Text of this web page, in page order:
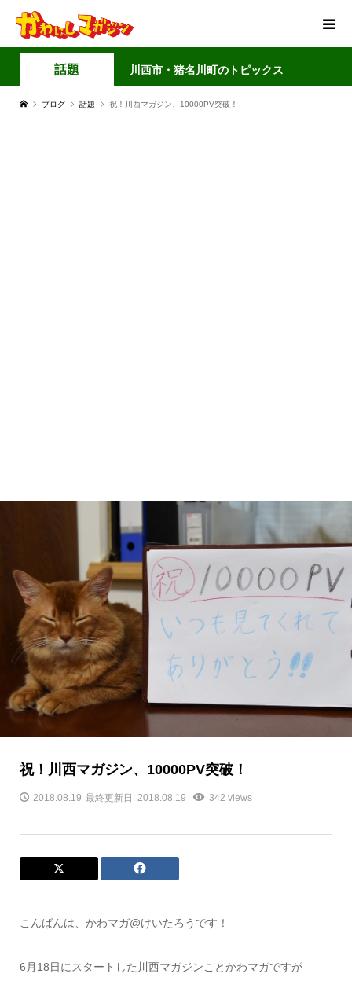
話題 川西市・猪名川町のトピックス
ブログ 話題 祝！川西マガジン、10000PV突破！
祝！川西マガジン、10000PV突破！
2018.08.19 最終更新日: 2018.08.19 342 views
こんばんは、かわマガ@けいたろうです！
6月18日にスタートした川西マガジンことかわマガですが